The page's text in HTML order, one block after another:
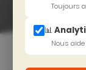
Toujours
📊
Nous
Accueil >